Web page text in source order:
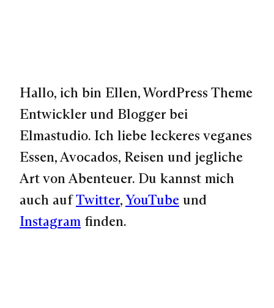
Hallo, ich bin Ellen, WordPress Theme
Entwickler und Blogger bei
Elmastudio. Ich liebe leckeres veganes
Essen, Avocados, Reisen und jegliche
Art von Abenteuer. Du kannst mich
auch aufTwitter,YouTube und
Instagram finden.